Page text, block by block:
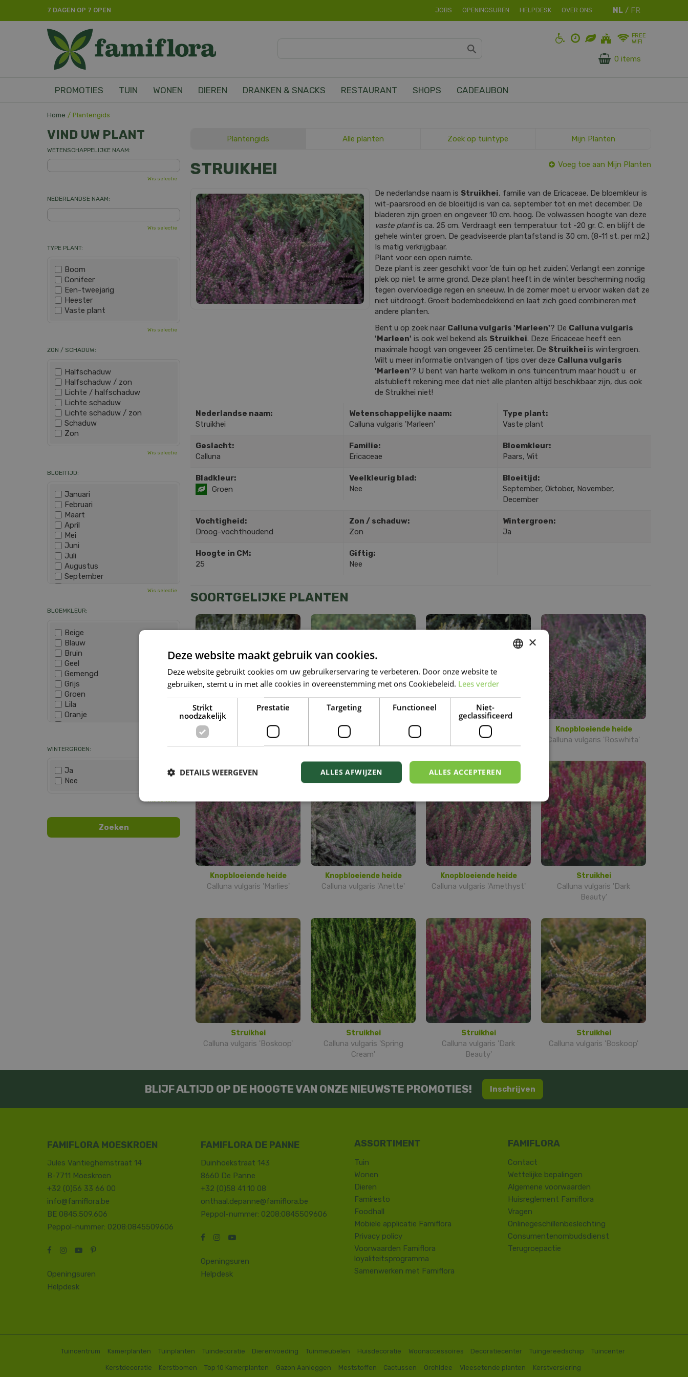
Home Plantengids
7 DAGEN OP 7 OPEN JOBS OPENINGSUREN HELPDESK OVER ONS
FREE
WIFI
0 items
PROMOTIES TUIN WONEN DIEREN DRANKEN & SNACKS RESTAURANT SHOPS CADEAUBON
Plantengids Alle planten Zoek op tuintype Mijn Planten
STRUIKHEI Voeg toe aan Mijn Planten
De nederlandse naam is Struikhei, familie van de Ericaceae. De bloemkleur is
wit-paarsrood en de bloeitijd is van ca. september tot en met december. De
bladeren zijn groen en ongeveer 10 cm. hoog. De volwassen hoogte van deze
vaste plantis ca. 25 cm. Verdraagt een temperatuur tot -20 gr. C. en blijft de
gehele winter groen. De geadviseerde plantafstand is 30 cm. (8-11 st. per m2.)
Is matig verkrijgbaar.
Plant voor een open ruimte.
Deze plant is zeer geschikt voor 'de tuin op het zuiden'. Verlangt een zonnige
plek op niet te arme grond. Deze plant heeft in de winter bescherming nodig
tegen overvloedige regen en sneeuw. In de zomer moet u ervoor waken dat ze
niet uitdroogt. Groeit bodembedekkend en laat zich goed combineren met
andere planten.
Bent u op zoek naar Calluna vulgaris 'Marleen'? De Calluna vulgaris
'Marleen' is ook wel bekend als Struikhei. Deze Ericaceae heeft een
maximale hoogt van ongeveer 25 centimeter. De Struikhei is wintergroen.
Wilt u meer informatie ontvangen of tips over deze Calluna vulgaris
'Marleen'? U bent van harte welkom in ons tuincentrum maar houdt u er
alstublieft rekening mee dat niet alle planten altijd beschikbaar zijn, dus ook
de Struikhei niet!
Nederlandse naam:
Struikhei
Wetenschappelijke naam:
Calluna vulgaris 'Marleen'
Type plant:
Vaste plant
Geslacht:
Calluna
Familie:
Ericaceae
Bloemkleur:
Paars, Wit
Bladkleur:
Groen
Veelkleurig blad:
Nee
Bloeitijd:
September, Oktober, November,
December
Vochtigheid:
Droog-vochthoudend
Zon / schaduw:
Zon
Wintergroen:
Ja
Hoogte in CM:
25
Giftig:
Nee
SOORTGELIJKE PLANTEN
Knopbloeiende heide
Calluna vulgaris 'Melanie'
Knopbloeiende heide
Calluna vulgaris 'Aphrodite'
Knopbloeiende heide
Calluna vulgaris 'Sandy'
Knopbloeiende heide
Calluna vulgaris 'Roswhita'
Knopbloeiende heide
Calluna vulgaris 'Marlies'
Knopbloeiende heide
Calluna vulgaris 'Anette'
Knopbloeiende heide
Calluna vulgaris 'Amethyst'
Struikhei
Calluna vulgaris 'Dark
Beauty'
Struikhei
Calluna vulgaris 'Boskoop'
Struikhei
Calluna vulgaris 'Spring
Cream'
Struikhei
Calluna vulgaris 'Dark
Beauty'
Struikhei
Calluna vulgaris 'Boskoop'
VIND UW PLANT
WETENSCHAPPELIJKE NAAM:
Wis selectie
NEDERLANDSE NAAM:
Wis selectie
TYPE PLANT:
Boom
Conifeer
Een-tweejarig
Heester
Vaste plant
Wis selectie
ZON / SCHADUW:
Halfschaduw
Halfschaduw / zon
Lichte / halfschaduw
Lichte schaduw
Lichte schaduw / zon
Schaduw
Zon
Wis selectie
BLOEITIJD:
Januari
Februari
Maart
April
Mei
Juni
Juli
Augustus
September
December
Wis selectie
BLOEMKLEUR:
Beige
Blauw
Bruin
Geel
Gemengd
Grijs
Groen
Lila
Oranje
Roze
Zwart
WINTERGROEN:
Ja
Nee
Wis selectie
BLIJF ALTIJD OP DE HOOGTE VAN ONZE NIEUWSTE PROMOTIES! Inschrijven
FAMIFLORA MOESKROEN
Jules Vantieghemstraat 14
B-7711 Moeskroen
+32 (0)56 33 66 00
info@famiflora.be
BE 0845.509.606
Peppol-nummer: 0208:0845509606
Openingsuren
Helpdesk
FAMIFLORA DE PANNE
Duinhoekstraat 143
8660 De Panne
+32 (0)58 41 10 08
onthaal.depanne@famiflora.be
Peppol-nummer: 0208:0845509606
Openingsuren
Helpdesk
Tuin
Wonen
Dieren
Famiresto
Foodhall
Mobiele applicatie Famiflora
Privacy policy
Voorwaarden Famiflora
loyaliteitsprogramma
Samenwerken met Famiflora
Contact
​Wettelijke bepalingen
Algemene voorwaarden
Huisreglement Famiflora
Vragen
Onlinegeschillenbeslechting
Consumentenombudsdienst
Terugroepactie
Tuincentrum Kamerplanten Tuinplanten Tuindecoratie Dierenvoeding Tuinmeubelen Huisdecoratie Woonaccessoires Decoratiecenter Tuingereedschap Tuincenter
Kerstdecoratie Kerstbomen Top 10 Kamerplanten Gazon Aanleggen Meststoffen Cactussen Orchidee Vleesetende planten Kerstversiering
×
Deze website maakt gebruik van cookies.
Deze website gebruikt cookies om uw gebruikerservaring te verbeteren. Door onze website te
gebruiken, stemt u in met alle cookies in overeenstemming met ons Cookiebeleid. Lees verder
Strikt
noodzakelijk
Prestatie Targeting Functioneel
Niet-
geclassificeerd
ALLES ACCEPTEREN
ALLES AFWIJZEN
DETAILS WEERGEVEN